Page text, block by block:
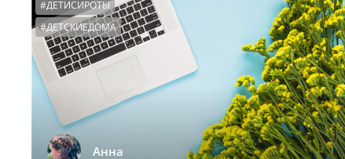
Анна
#ДЕТИСИРОТЫ
#ДЕТСКИЕДОМА